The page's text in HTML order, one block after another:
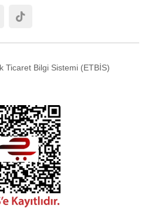
Ticaret Bilgi Sistemi (ETBİS)